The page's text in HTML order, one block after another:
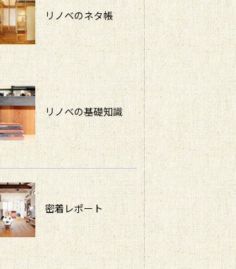
リノベのネタ帳
リノベの基礎知識
密着レポート